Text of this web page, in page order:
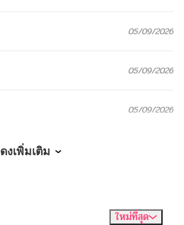
05/09/2026
05/09/2026
05/09/2026
งเพิ่มเติม
ใหม่ที่สุด